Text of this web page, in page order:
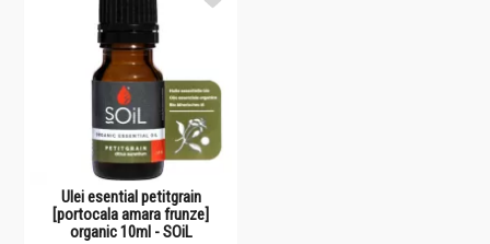
Ulei esential petitgrain
[portocala amara frunze]
organic 10ml - SOiL